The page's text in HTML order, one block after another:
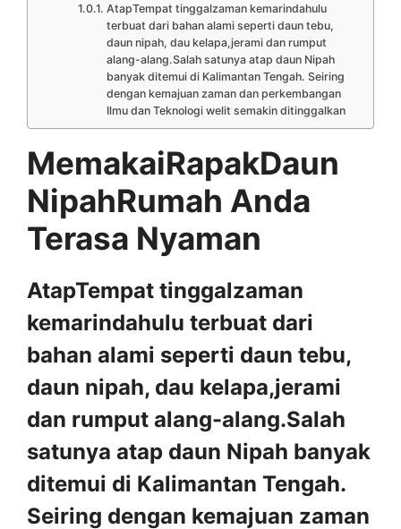
AtapTempat tinggalzaman kemarindahulu
terbuat dari bahan alami seperti daun tebu,
daun nipah, dau kelapa,jerami dan rumput
alang-alang.Salah satunya atap daun Nipah
banyak ditemui di Kalimantan Tengah. Seiring
dengan kemajuan zaman dan perkembangan
Ilmu dan Teknologi welit semakin ditinggalkan
MemakaiRapakDaun
NipahRumah Anda
Terasa Nyaman
AtapTempat tinggalzaman
kemarindahulu terbuat dari
bahan alami seperti daun tebu,
daun nipah, dau kelapa,jerami
dan rumput alang-alang.Salah
satunya atap daun Nipah banyak
ditemui di Kalimantan Tengah.
Seiring dengan kemajuan zaman